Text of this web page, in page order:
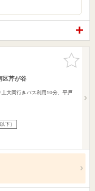
お気に入
りに追加
区芹が谷
大岡行きバス利用10分、平戸
下）